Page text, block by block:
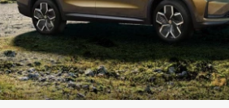
prahové lišty
sklo
předních výdechů klimatizace a ozdobné
nápisy na 5. dveřích
černě lakovaný
otevírání víka zavazadlového prostoru